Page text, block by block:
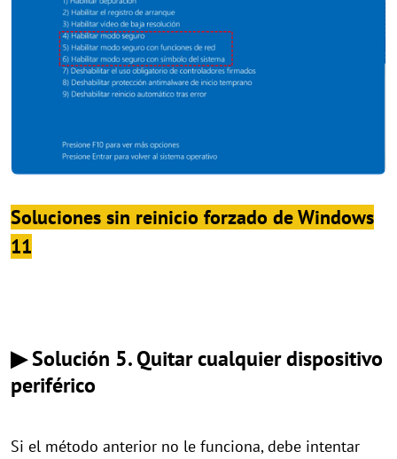
Soluciones sin reinicio forzado de Windows
11
▶ Solución 5. Quitar cualquier dispositivo
periférico
Si el método anterior no le funciona, debe intentar